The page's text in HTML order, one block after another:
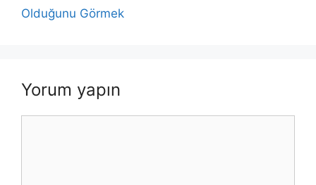
Olduğunu Görmek
Yorum yapın